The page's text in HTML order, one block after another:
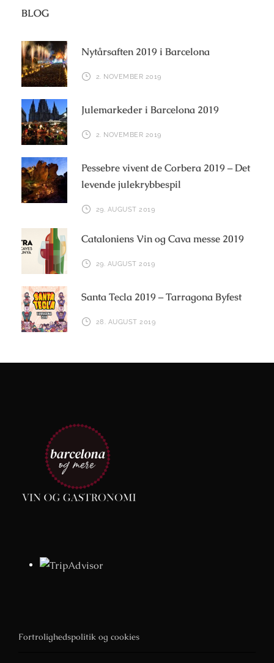
BLOG
Nytårsaften 2019 i Barcelona
2. NOVEMBER 2019
Julemarkeder i Barcelona 2019
2. NOVEMBER 2019
Pessebre vivent de Corbera 2019 – Det
levende julekrybbespil
29. AUGUST 2019
Cataloniens Vin og Cava messe 2019
29. AUGUST 2019
Santa Tecla 2019 – Tarragona Byfest
28. AUGUST 2019
Fortrolighedspolitik og cookies